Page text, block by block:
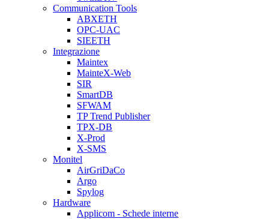
Communication Tools
ABXETH
OPC-UAC
SIEETH
Integrazione
Maintex
MainteX-Web
SIR
SmartDB
SFWAM
TP Trend Publisher
TPX-DB
X-Prod
X-SMS
Monitel
AirGriDaCo
Argo
Spylog
Hardware
Applicom - Schede interne